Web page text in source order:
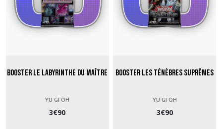
Booster Le Labyrinthe du Maître
YU GI OH
3€90
Booster Les Ténèbres Suprêmes
YU GI OH
3€90